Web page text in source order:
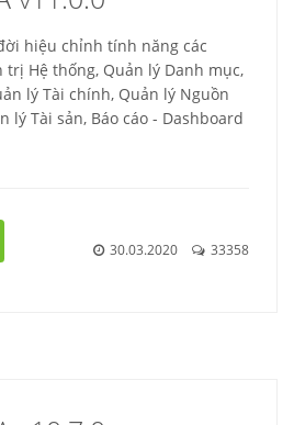
hiệu chỉnh tính năng các
trị Hệ thống, Quản lý Danh mục,
lý Tài chính, Quản lý Nguồn
lý Tài sản, Báo cáo - Dashboard
30.03.2020 33358